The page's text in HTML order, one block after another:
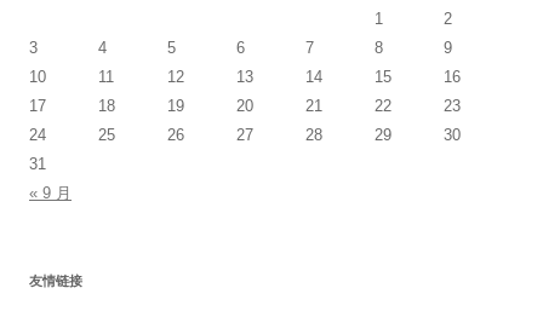
1
2
3
4 5 6 7 8
9
10
11 12 13 14 15
16
17
18 19 20 21 22
23
24
25 26 27 28 29
30
31
« 9 月
友情链接